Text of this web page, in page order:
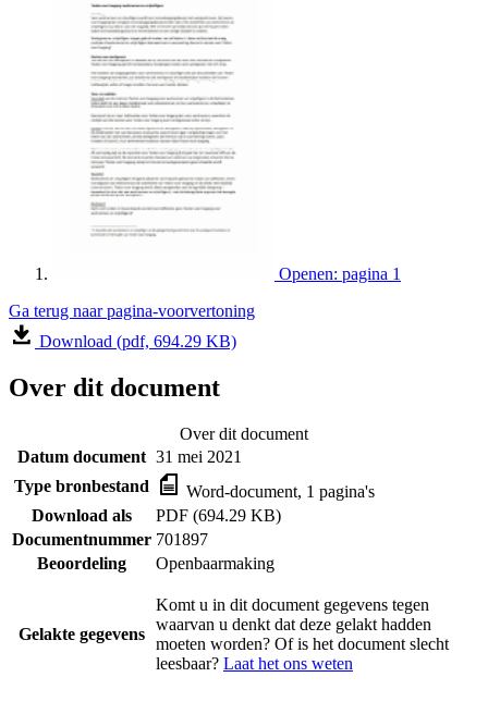
Openen: pagina 1
Ga terug naar pagina-voorvertoning
Download (pdf, 694.29 KB)
Over dit document
Over dit document
Datum document 31 mei 2021
Type bronbestand
Word-document, 1 pagina's
Download als
PDF (694.29 KB)
Documentnummer 701897
Beoordeling
Openbaarmaking
Gelakte gegevens
Komt u in dit document gegevens tegen
waarvan u denkt dat deze gelakt hadden
moeten worden? Of is het document slecht
leesbaar? Laat het ons weten